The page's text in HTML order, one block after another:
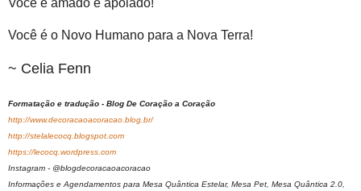
Você é amado e apoiado!
Você é o Novo Humano para a Nova Terra!
~ Celia Fenn
Formatação e tradução - Blog De Coração a Coração
http://www.decoracaoacoracao.blog.br/
http://stelalecocq.blogspot.com
https://lecocq.wordpress.com
Instagram - @blogdecoracaoacoracao
Informações e Agendamentos para Mesa Quântica Estelar, Mesa Pet, Mesa Quântica 2.0,